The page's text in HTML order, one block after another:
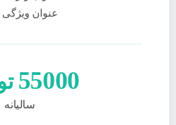
55000
سالیانه
عنوان ویژگی